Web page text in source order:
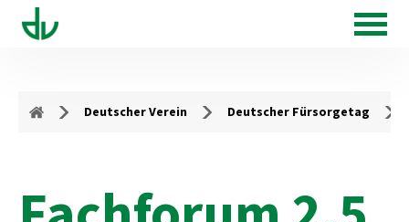
Deutscher Verein Deutscher Fürsorgetag